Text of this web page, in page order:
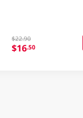
$22.90
$16.50